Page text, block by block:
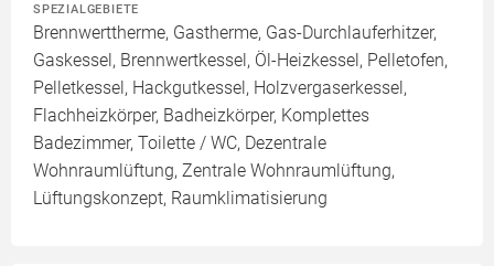
SPEZIALGEBIETE
Brennwerttherme, Gastherme, Gas-Durchlauferhitzer,
Gaskessel, Brennwertkessel, Öl-Heizkessel, Pelletofen,
Pelletkessel, Hackgutkessel, Holzvergaserkessel,
Flachheizkörper, Badheizkörper, Komplettes
Badezimmer, Toilette / WC, Dezentrale
Wohnraumlüftung, Zentrale Wohnraumlüftung,
Lüftungskonzept, Raumklimatisierung